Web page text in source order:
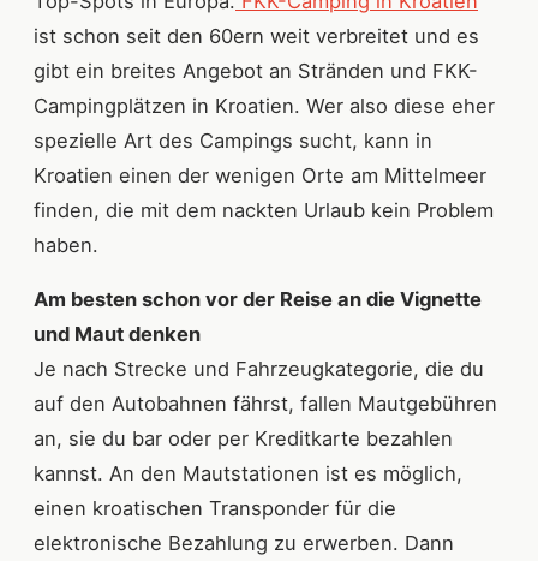
ist schon seit den 60ern weit verbreitet und es
gibt ein breites Angebot an Stränden und FKK-
Campingplätzen in Kroatien. Wer also diese eher
spezielle Art des Campings sucht, kann in
Kroatien einen der wenigen Orte am Mittelmeer
finden, die mit dem nackten Urlaub kein Problem
haben.
Am besten schon vor der Reise an die Vignette
und Maut denken
Je nach Strecke und Fahrzeugkategorie, die du
auf den Autobahnen fährst, fallen Mautgebühren
an, sie du bar oder per Kreditkarte bezahlen
kannst. An den Mautstationen ist es möglich,
einen kroatischen Transponder für die
elektronische Bezahlung zu erwerben. Dann